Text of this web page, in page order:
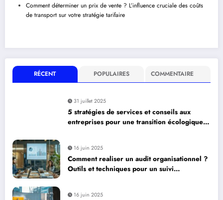
Comment déterminer un prix de vente ? L’influence cruciale des coûts
de transport sur votre stratégie tarifaire
RÉCENT POPULAIRES COMMENTAIRE
31 juillet 2025
5 stratégies de services et conseils aux
entreprises pour une transition écologique
16 juin 2025
Comment realiser un audit organisationnel ?
Outils et techniques pour un suivi
16 juin 2025